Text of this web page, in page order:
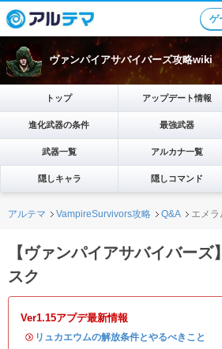
ゲ
ヴァンパイアサバイバーズ攻略wiki
トップ アップデート情報
進化武器の条件 最強武器
武器一覧 アルカナ一覧
隠しキャラ 隠しコマンド
アルテマ VampireSurvivors攻略 Q&A エメ
【ヴァンパイアサバイバーズ
スク
Ver1.15アプデ最新情報
・ リュカエウムの解放条件とやるべきこと